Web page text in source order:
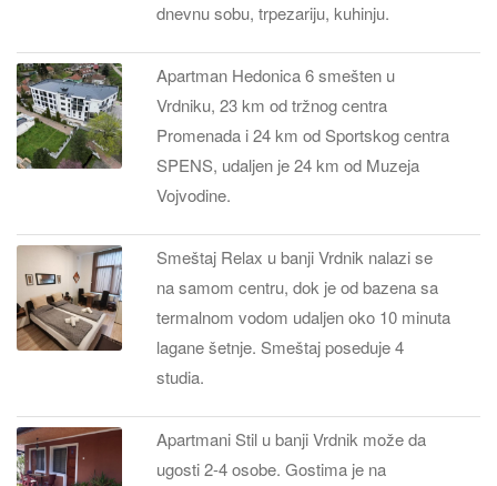
dnevnu sobu, trpezariju, kuhinju.
Apartman Hedonica 6 smešten u
Vrdniku, 23 km od tržnog centra
Promenada i 24 km od Sportskog centra
SPENS, udaljen je 24 km od Muzeja
Vojvodine.
Smeštaj Relax u banji Vrdnik nalazi se
na samom centru, dok je od bazena sa
termalnom vodom udaljen oko 10 minuta
lagane šetnje. Smeštaj poseduje 4
studia.
Apartmani Stil u banji Vrdnik može da
ugosti 2-4 osobe. Gostima je na